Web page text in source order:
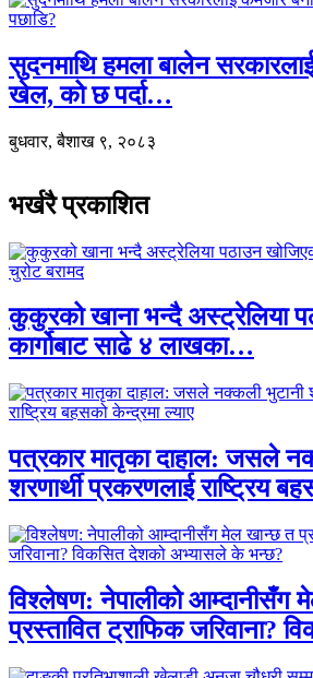
सुदनमाथि हमला बालेन
खेल, को छ पर्दा…
बुधवार, बैशाख ९, २०८३
भर्खरै प्रकाशित
कुकुरको खाना भन्दै अस्ट्रेलिया
कार्गोबाट साढे ४ लाखका…
पत्रकार मातृका दाहाल: जसले
शरणार्थी प्रकरणलाई राष्ट्रिय
विश्लेषण: नेपालीको आम्दानीसँग
प्रस्तावित ट्राफिक जरिवाना?